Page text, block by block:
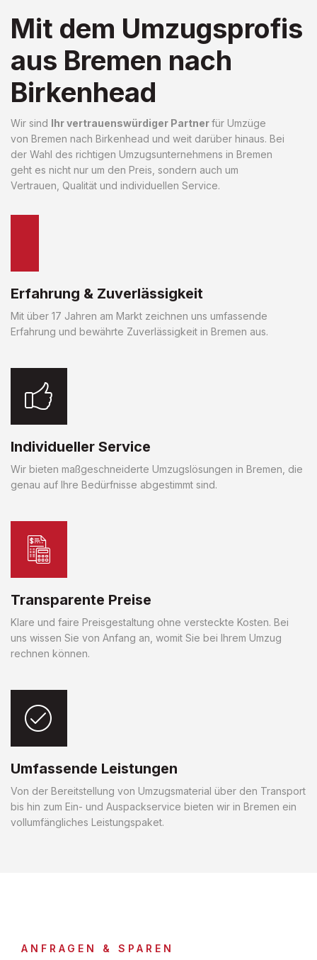
Mit dem Umzugsprofis
aus Bremen nach
Birkenhead
Wir sind Ihr vertrauenswürdiger Partnerfür Umzüge
von Bremen nach Birkenhead und weit darüber hinaus. Bei
der Wahl des richtigen Umzugsunternehmens in Bremen
geht es nicht nur um den Preis, sondern auch um
Vertrauen, Qualität und individuellen Service.
Erfahrung & Zuverlässigkeit
Mit über 17 Jahren am Markt zeichnen uns umfassende
Erfahrung und bewährte Zuverlässigkeit in Bremen aus.
Individueller Service
Wir bieten maßgeschneiderte Umzugslösungen in Bremen, die
genau auf Ihre Bedürfnisse abgestimmt sind.
Transparente Preise
Klare und faire Preisgestaltung ohne versteckte Kosten. Bei
uns wissen Sie von Anfang an, womit Sie bei Ihrem Umzug
rechnen können.
Umfassende Leistungen
Von der Bereitstellung von Umzugsmaterial über den Transport
bis hin zum Ein- und Auspackservice bieten wir in Bremen ein
vollumfängliches Leistungspaket.
ANFRAGEN & SPAREN